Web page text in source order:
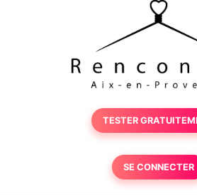
TESTER
SE CONNECTER